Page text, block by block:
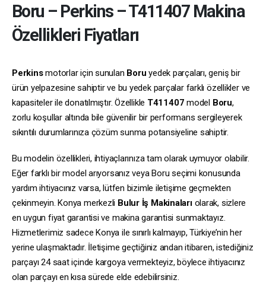
Boru – Perkins–T411407Makina
Özellikleri Fiyatları
Perkinsmotorlar için sunulan Boru yedek parçaları, geniş bir
ürün yelpazesine sahiptir ve bu yedek parçalar farklı özellikler ve
kapasiteler ile donatılmıştır. Özellikle T411407 model Boru,
zorlu koşullar altında bile güvenilir bir performans sergileyerek
sıkıntılı durumlarınıza çözüm sunma potansiyeline sahiptir.
Bu modelin özellikleri, ihtiyaçlarınıza tam olarak uymuyor olabilir.
Eğer farklı bir model arıyorsanız veya Boru seçimi konusunda
yardım ihtiyacınız varsa, lütfen bizimle iletişime geçmekten
çekinmeyin. Konya merkezli Bulur İş Makinalarıolarak, sizlere
en uygun fiyat garantisi ve makina garantisi sunmaktayız.
Hizmetlerimiz sadece Konya ile sınırlı kalmayıp, Türkiye’nin her
yerine ulaşmaktadır. İletişime geçtiğiniz andan itibaren, istediğiniz
parçayı 24 saat içinde kargoya vermekteyiz, böylece ihtiyacınız
olan parçayı en kısa sürede elde edebilirsiniz.